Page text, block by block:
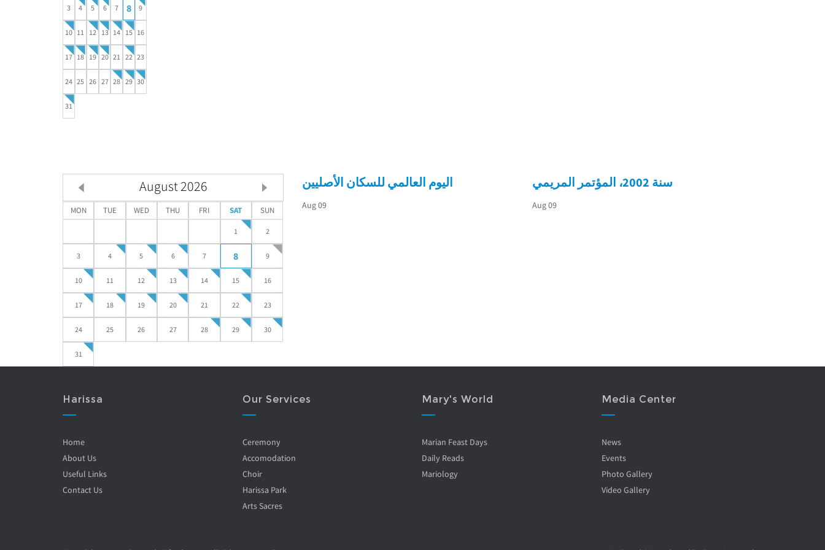
3 4 5 6 7 8 9
10 11 12 13 14 15 16
17 18 19 20 21 22 23
24 25 26 27 28 29 30
31
August2026
MON TUE WED THU FRI SAT SUN
1 2
3 4 5 6 7 8 9
10 11 12 13 14 15 16
17 18 19 20 21 22 23
24 25 26 27 28 29 30
31
اليوم العالمي للسكان الأصليين
Aug 09
سنة 2002، المؤتمر المريمي
Aug 09
Harissa
Home
About Us
Useful Links
Contact Us
Our Services
Ceremony
Accomodation
Choir
Harissa Park
Arts Sacres
Mary's World
Marian Feast Days
Daily Reads
Mariology
Media Center
News
Events
Photo Gallery
Video Gallery